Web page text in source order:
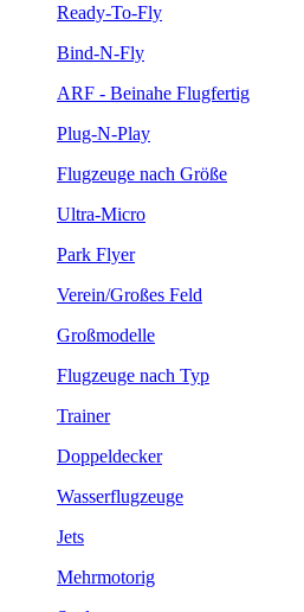
Ready-To-Fly
Bind-N-Fly
ARF - Beinahe Flugfertig
Plug-N-Play
Flugzeuge nach Größe
Ultra-Micro
Park Flyer
Verein/Großes Feld
Großmodelle
Flugzeuge nach Typ
Trainer
Doppeldecker
Wasserflugzeuge
Jets
Mehrmotorig